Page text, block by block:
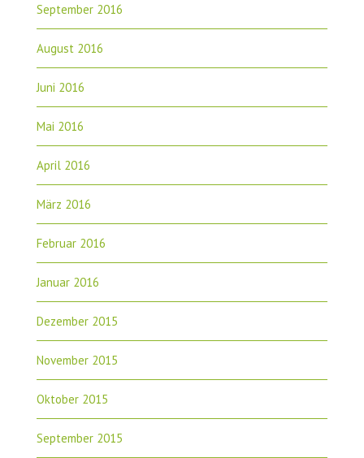
September 2016
August 2016
Juni 2016
Mai 2016
April 2016
März 2016
Februar 2016
Januar 2016
Dezember 2015
November 2015
Oktober 2015
September 2015